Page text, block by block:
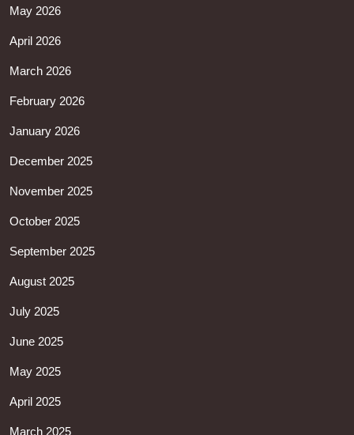
May 2026
April 2026
March 2026
February 2026
January 2026
December 2025
November 2025
October 2025
September 2025
August 2025
July 2025
June 2025
May 2025
April 2025
March 2025